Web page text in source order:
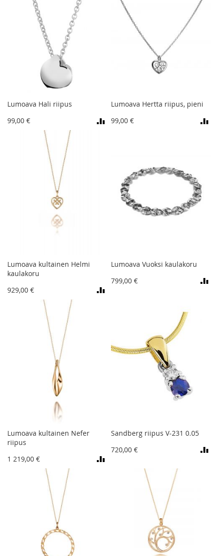
Lumoava Hali riipus
99,00 €
Lumoava Hertta riipus, pieni
99,00 €
Lumoava kultainen Helmi
kaulakoru
929,00 €
Lumoava Vuoksi kaulakoru
799,00 €
Lumoava kultainen Nefer
riipus
1 219,00 €
Sandberg riipus V-231 0.05
720,00 €